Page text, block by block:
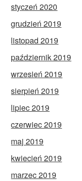
styczeń 2020
grudzień 2019
listopad 2019
październik 2019
wrzesień 2019
sierpień 2019
lipiec 2019
czerwiec 2019
maj 2019
kwiecień 2019
marzec 2019